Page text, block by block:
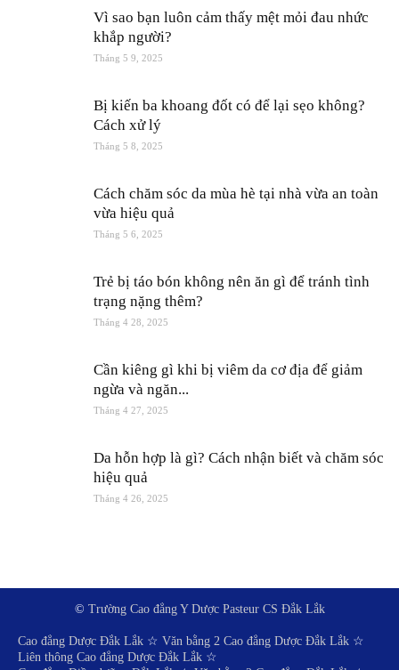
Vì sao bạn luôn cảm thấy mệt mỏi đau nhức
khắp người?
Tháng 5 9, 2025
Bị kiến ba khoang đốt có để lại sẹo không?
Cách xử lý
Tháng 5 8, 2025
Cách chăm sóc da mùa hè tại nhà vừa an toàn
vừa hiệu quả
Tháng 5 6, 2025
Trẻ bị táo bón không nên ăn gì để tránh tình
trạng nặng thêm?
Tháng 4 28, 2025
Cần kiêng gì khi bị viêm da cơ địa để giảm
ngừa và ngăn...
Tháng 4 27, 2025
Da hỗn hợp là gì? Cách nhận biết và chăm sóc
hiệu quả
Tháng 4 26, 2025
© Trường Cao đẳng Y Dược Pasteur CS Đắk Lắk
Cao đẳng Dược Đắk Lắk ☆ Văn bằng 2 Cao đẳng Dược Đắk Lắk ☆
Liên thông Cao đẳng Dược Đắk Lắk ☆